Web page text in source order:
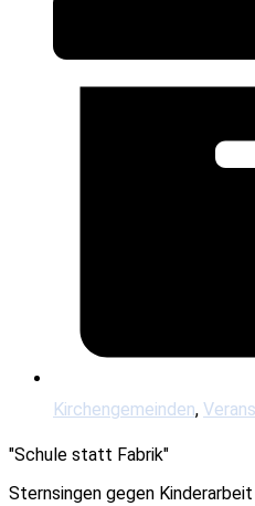
Kirchengemeinden,
"Schule statt Fabrik"
Sternsingen gegen